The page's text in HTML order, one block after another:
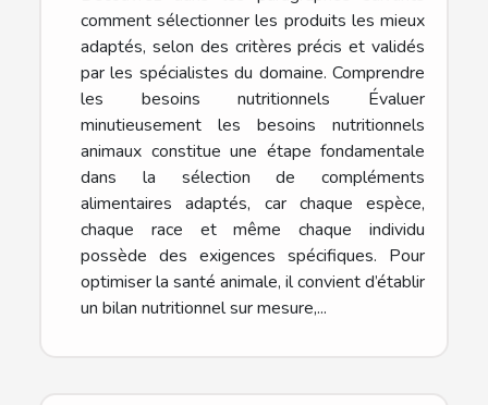
comment sélectionner les produits les mieux
adaptés, selon des critères précis et validés
par les spécialistes du domaine. Comprendre
les besoins nutritionnels Évaluer
minutieusement les besoins nutritionnels
animaux constitue une étape fondamentale
dans la sélection de compléments
alimentaires adaptés, car chaque espèce,
chaque race et même chaque individu
possède des exigences spécifiques. Pour
optimiser la santé animale, il convient d’établir
un bilan nutritionnel sur mesure,...